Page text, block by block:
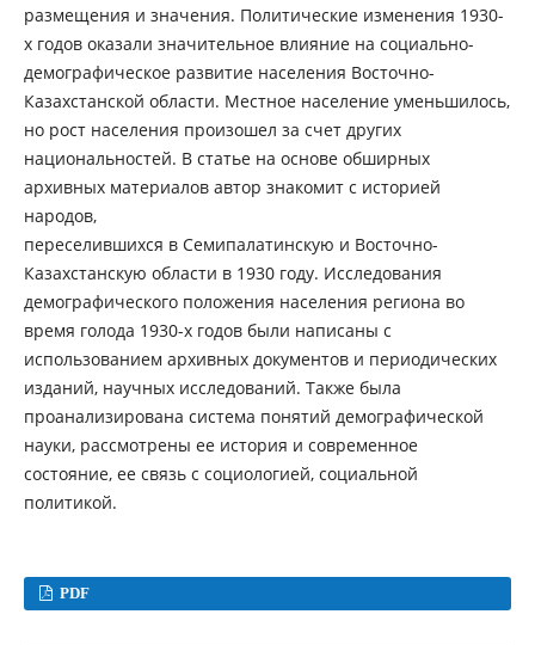
размещения и значения. Политические изменения 1930-
х годов оказали значительное влияние на социально-
демографическое развитие населения Восточно-
Казахстанской области. Местное население уменьшилось,
но рост населения произошел за счет других
национальностей. В статье на основе обширных
архивных материалов автор знакомит с историей
народов,
переселившихся в Семипалатинскую и Восточно-
Казахстанскую области в 1930 году. Исследования
демографического положения населения региона во
время голода 1930-х годов были написаны с
использованием архивных документов и периодических
изданий, научных исследований. Также была
проанализирована система понятий демографической
науки, рассмотрены ее история и современное
состояние, ее связь с социологией, социальной
политикой.
PDF